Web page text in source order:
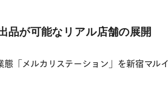
品が可能なリアル店舗の展開
態「メルカリステーション」を新宿マル